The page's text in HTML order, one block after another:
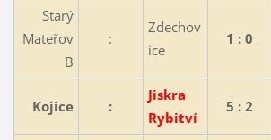
Starý
Mateřov
B
:
Zdechov
ice
1 : 0
Kojice :
Jiskra
Rybitví
5 : 2